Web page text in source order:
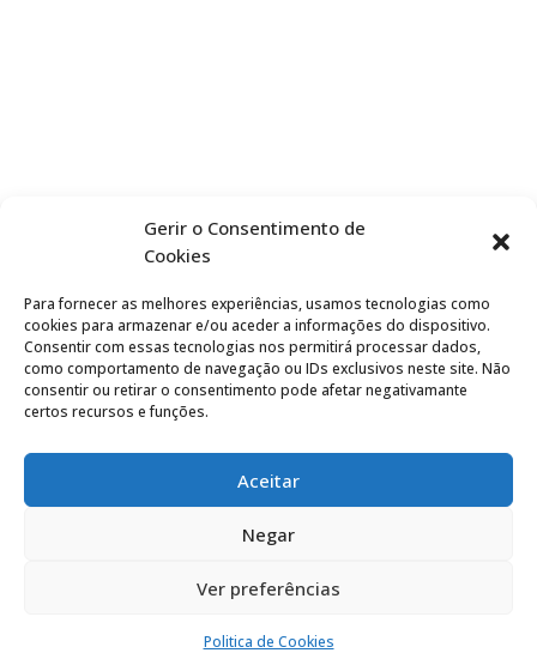
Gerir o Consentimento de
Cookies
Para fornecer as melhores experiências, usamos tecnologias como
cookies para armazenar e/ou aceder a informações do dispositivo.
Consentir com essas tecnologias nos permitirá processar dados,
como comportamento de navegação ou IDs exclusivos neste site. Não
consentir ou retirar o consentimento pode afetar negativamante
certos recursos e funções.
Aceitar
Negar
Ver preferências
Politica de Cookies
Politica de privacidade